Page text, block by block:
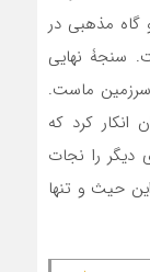
گاه مذهبی در
سنجۀ نهایی
سرزمین ماست.
انکار کرد که
دیگر را نجات
حیث و تنها